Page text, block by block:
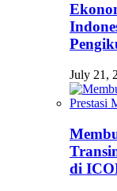
July 21,
di